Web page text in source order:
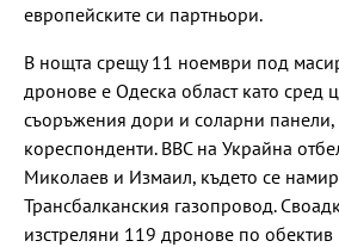
европейските си партньори.
В нощта срещу 11 ноември под
дронове е Одеска област като сред
съоръжения дори и соларни
кореспонденти. ВВС на Украйна
Миколаев и Измаил, където се
Трансбалканския газопровод.
изстреляни 119 дронове по обектив